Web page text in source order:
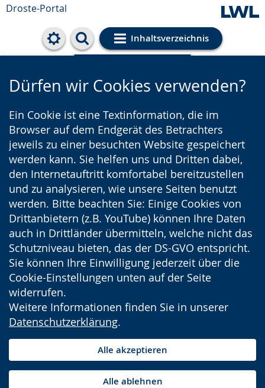
Droste-Portal
Inhaltsverzeichnis
Cookie-Einstellungen
Dürfen wir Cookies verwenden?
Ein Cookie ist eine Textinformation, die im
Browser auf dem Endgerät des Betrachters
jeweils zu einer besuchten Website gespeichert
werden kann. Sie helfen uns und Dritten dabei,
den Internetauftritt komfortabel bereitzustellen
und zu analysieren, wie unsere Seiten benutzt
werden. Bitte beachten Sie: Einige Cookies von
Drittanbietern (z.B. YouTube) können Ihre Daten
auch in Drittländer übermitteln, welche nicht das
Schutzniveau bieten, das der DS-GVO entspricht.
Sie können Ihre Einwilligung jederzeit über die
Cookie-Einstellungen unten auf der Seite
widerrufen.
Weitere Informationen finden Sie in unserer
Datenschutzerklärung.
Alle akzeptieren
Alle ablehnen